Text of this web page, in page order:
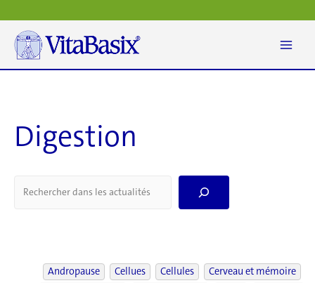
au
contenu
Digestion
Andropause
Cellues Cellules
Cerveau et mémoire